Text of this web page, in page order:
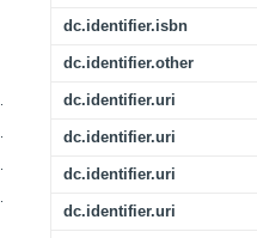
dc.identifier.isbn
dc.identifier.other
dc.identifier.uri
dc.identifier.uri
dc.identifier.uri
dc.identifier.uri